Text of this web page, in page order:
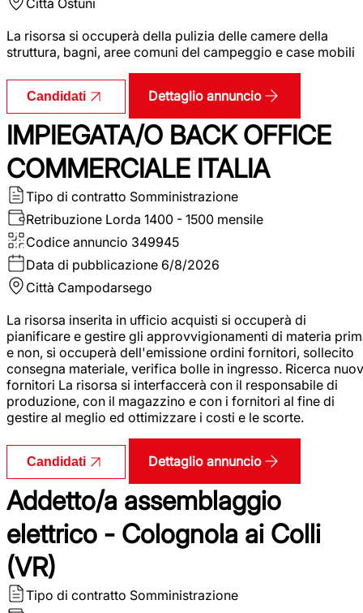
La risorsa si occuperà della pulizia delle camere della
struttura, bagni, aree comuni del campeggio e case mobili
Candidati Dettaglio annuncio
IMPIEGATA/O BACK OFFICE
COMMERCIALE ITALIA
Tipo di contratto Somministrazione
Retribuzione Lorda 1400 - 1500 mensile
Codice annuncio 349945
Data di pubblicazione 6/8/2026
Città Campodarsego
La risorsa inserita in ufficio acquisti si occuperà di
pianificare e gestire gli approvvigionamenti di materia
e non, si occuperà dell'emissione ordini fornitori, sollecito
consegna materiale, verifica bolle in ingresso. Ricerca
fornitori La risorsa si interfaccerà con il responsabile di
produzione, con il magazzino e con i fornitori al fine di
gestire al meglio ed ottimizzare i costi e le scorte.
Candidati Dettaglio annuncio
Addetto/a assemblaggio
elettrico - Colognola ai Colli
(VR)
Tipo di contratto Somministrazione